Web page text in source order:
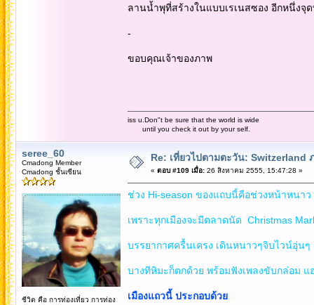
ลานน้ำพุที่สร้างในแบบเรเนสซอง อีกหนึ่งจุ
-
ขอบคุณเจ้าของภาพ
iss u.Don"t be sure that the world is wide
until you check it out by your self.
seree_60
Cmadong Member
Cmadong ชั้นเซียน
ชีวิต คือ การท่องเที่ยว การท่อง
Re: เที่ยวไปตามตะวัน: Switzerland
« ตอบ #109 เมื่อ:26 สิงหาคม 2555, 15:47:28 »
ช่วง Hi-season ของแถบนี้คือช่วงหน้าหนา
เพราะทุกเมืองจะมีตลาดนัด Christmas
บรรยากาศครื้นเครง เดินหนาวๆจิบไวน์อุ่นๆ
บางทีหิมะก็ตกด้วย พร้อมฟังเพลงขับกล่อม แ
เมืองแถวนี้ ประกอบด้วย